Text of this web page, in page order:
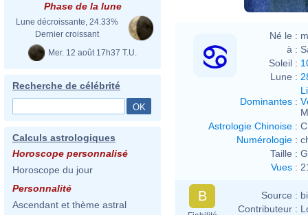
Phase de la lune
Lune décroissante, 24.33%
Dernier croissant
Mer. 12 août 17h37 T.U.
Recherche de célébrité
Calculs astrologiques
Horoscope personnalisé
Horoscope du jour
Personnalité
Ascendant et thème astral
Né le :
à :
Soleil :
Lune :
Dominantes :
Astrologie Chinoise :
Numérologie :
Taille :
Vues :
B Source :
Contributeur :